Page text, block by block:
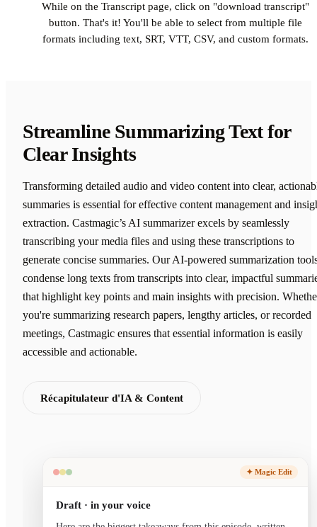
While on the Transcript page, click on "download transcript"
button. That's it! You'll be able to select from multiple file
formats including text, SRT, VTT, CSV, and custom formats.
Streamline Summarizing Text for
Clear Insights
Transforming detailed audio and video content into clear,
summaries is essential for effective content management and
extraction. Castmagic’s AI summarizer excels by seamlessly
transcribing your media files and using these transcriptions to
generate concise summaries. Our AI-powered summarization
condense long texts from transcripts into clear, impactful
that highlight key points and main insights with precision.
you're summarizing research papers, lengthy articles, or recorded
meetings, Castmagic ensures that essential information is easily
accessible and actionable.
Récapitulateur d'IA & Content
✦ Magic Edit
Draft · in your voice